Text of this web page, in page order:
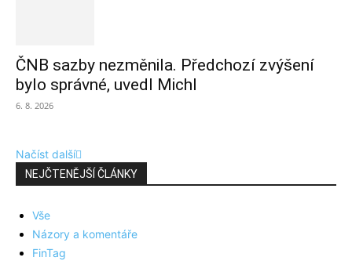
ČNB sazby nezměnila. Předchozí zvýšení
bylo správné, uvedl Michl
6. 8. 2026
Načíst další
NEJČTENĚJŠÍ ČLÁNKY
Vše
Názory a komentáře
FinTag